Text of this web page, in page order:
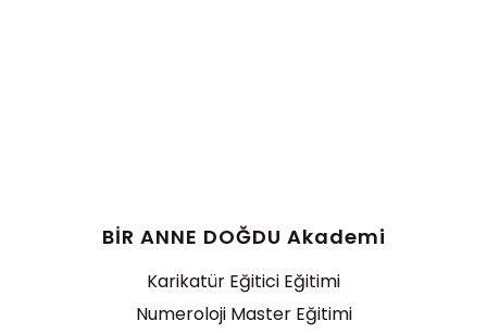
BİR ANNE DOĞDU Akademi
Karikatür Eğitici Eğitimi
Numeroloji Master Eğitimi